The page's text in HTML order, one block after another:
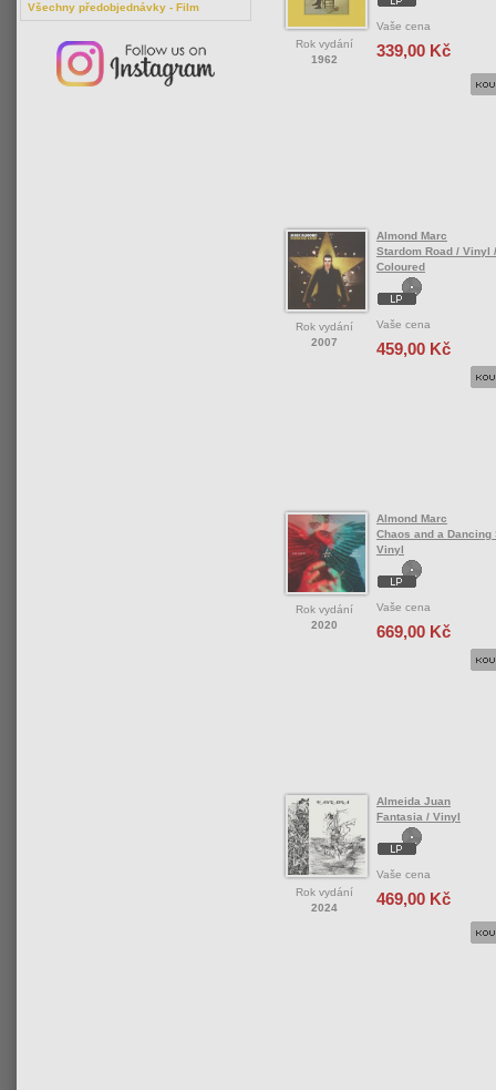
Rok vydání
1962
Vaše cena
339,00 Kč
Rok vydání
2007
Almond Marc
Stardom Road / Vinyl /
Coloured
Vaše cena
459,00 Kč
Rok vydání
2020
Almond Marc
Chaos and a Dancing
Vinyl
Vaše cena
669,00 Kč
Rok vydání
2024
Almeida Juan
Fantasia / Vinyl
Vaše cena
469,00 Kč
Všechny předobjednávky - Film